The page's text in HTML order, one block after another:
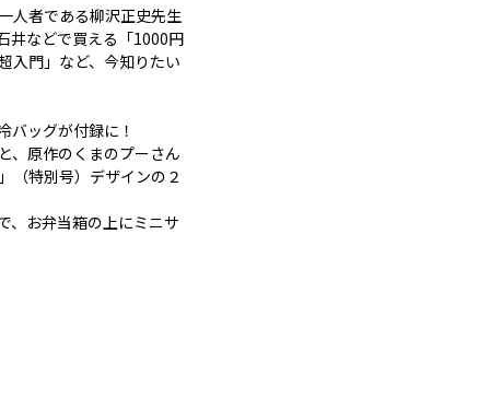
人者である柳沢正史先生
井などで買える「1000円
入門」など、今知りたい
バッグが付録に！
、原作のくまのプーさん
（特別号）デザインの２
、お弁当箱の上にミニサ